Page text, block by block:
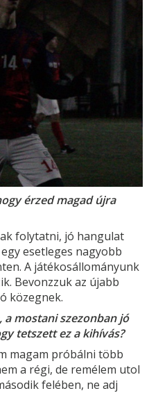
érzed magad újra
folytatni, jó hangulat
esetleges nagyobb
A játékosállományunk
Bevonzzuk az újabb
közegnek.
mostani szezonban jó
tetszett ez a kihívás?
magam próbálni több
a régi, de remélem utol
felében, ne adj